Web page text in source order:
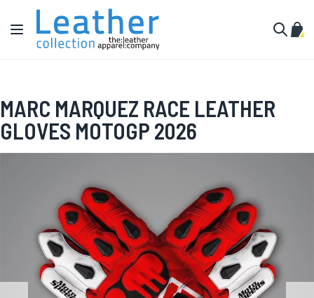
Salta al contenuto
Toggle Nav
MARC MARQUEZ RACE LEATHER
GLOVES MOTOGP 2026